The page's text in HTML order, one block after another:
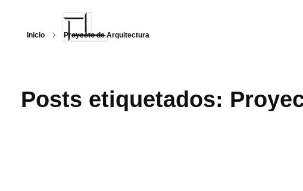
Inicio Proyecto de Arquitectura
Posts etiquetados: